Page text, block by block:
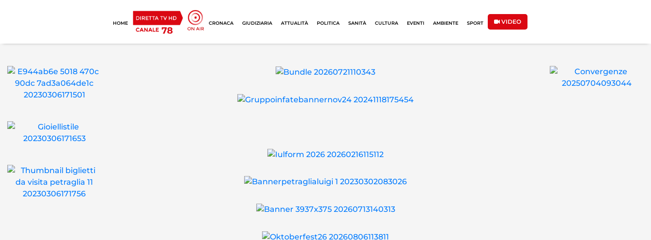
HOME CRONACA GIUDIZIARIA ATTUALITÀ POLITICA SANITÀ CULTURA EVENTI AMBIENTE SPORT VIDEO